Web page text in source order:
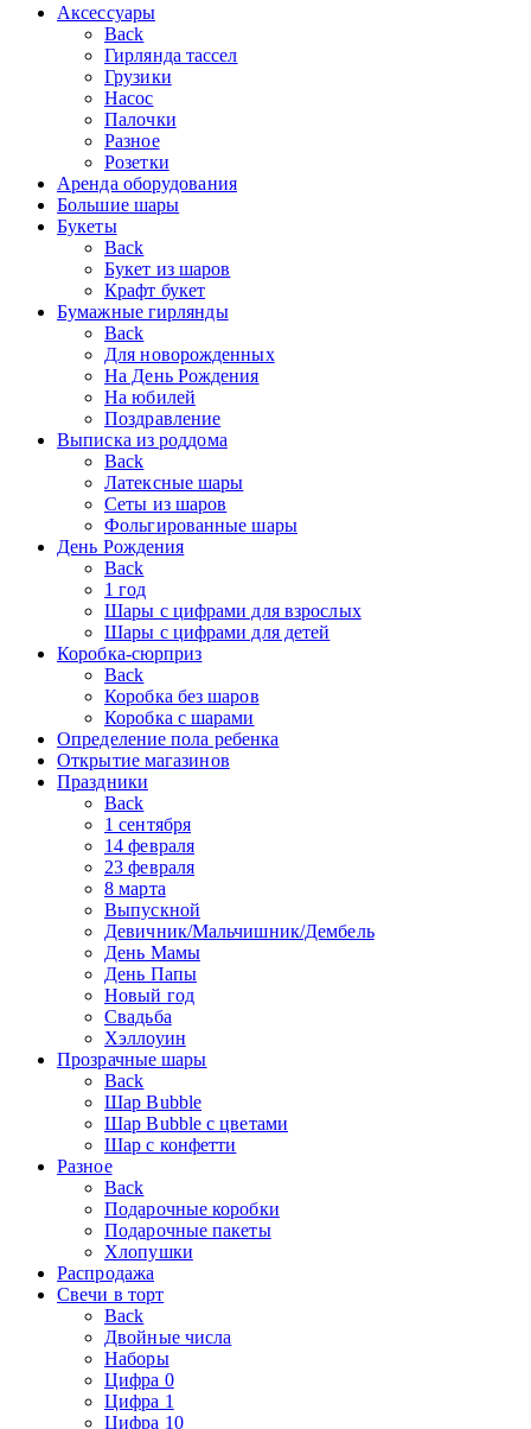
Аксессуары
Back
Гирлянда тассел
Грузики
Насос
Палочки
Разное
Розетки
Аренда оборудования
Большие шары
Букеты
Back
Букет из шаров
Крафт букет
Бумажные гирлянды
Back
Для новорожденных
На День Рождения
На юбилей
Поздравление
Выписка из роддома
Back
Латексные шары
Сеты из шаров
Фольгированные шары
День Рождения
Back
1 год
Шары с цифрами для взрослых
Шары с цифрами для детей
Коробка-сюрприз
Back
Коробка без шаров
Коробка с шарами
Определение пола ребенка
Открытие магазинов
Праздники
Back
1 сентября
14 февраля
23 февраля
8 марта
Выпускной
Девичник/Мальчишник/Дембель
День Мамы
День Папы
Новый год
Свадьба
Хэллоуин
Прозрачные шары
Back
Шар Bubble
Шар Bubble с цветами
Шар с конфетти
Разное
Back
Подарочные коробки
Подарочные пакеты
Хлопушки
Распродажа
Свечи в торт
Back
Двойные числа
Наборы
Цифра 0
Цифра 1
Цифра 10